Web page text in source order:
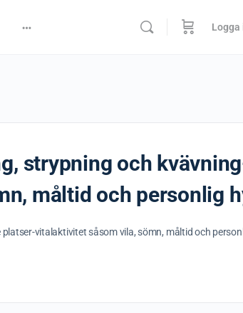
Logga
strypning och
måltid och personlig
vitalaktivitet såsom vila, sömn, måltid och